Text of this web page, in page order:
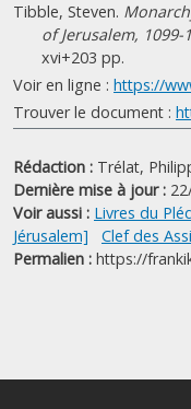
Tibble, Steven.
of Jerusalem, 1099-
xvi+203 pp.
Voir en ligne : https://
Trouver le document :
Rédaction : Trélat,
Dernière mise à jour :
Voir aussi : Livres du
Jérusalem]
Clef des
Permalien : https://